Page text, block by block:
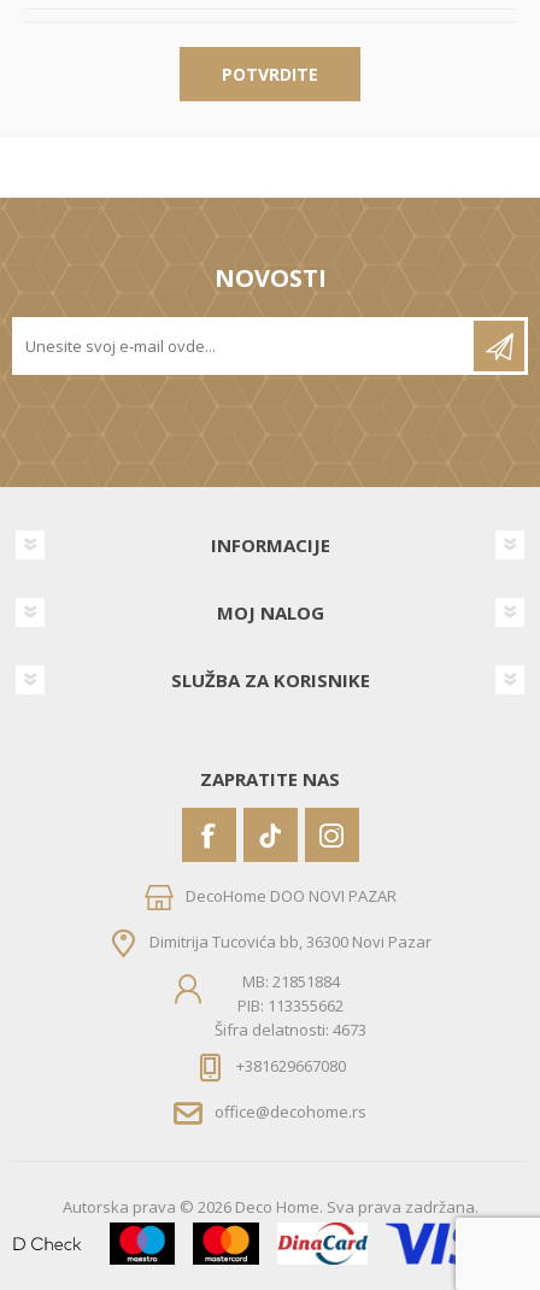
POTVRDITE
NOVOSTI
INFORMACIJE
MOJ NALOG
SLUŽBA ZA KORISNIKE
ZAPRATITE NAS
DecoHome DOO NOVI PAZAR
Dimitrija Tucovića bb, 36300 Novi Pazar
MB: 21851884
PIB: 113355662
Šifra delatnosti: 4673
+381629667080
office@decohome.rs
Autorska prava © 2026 Deco Home. Sva prava zadržana.